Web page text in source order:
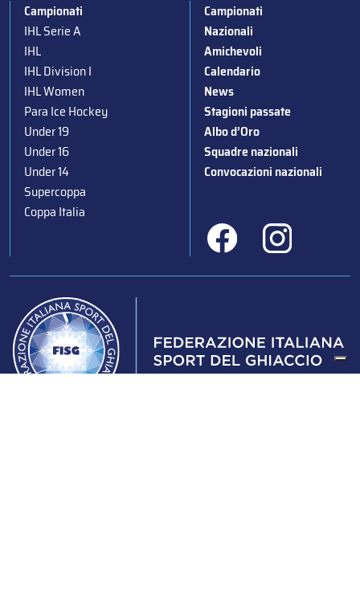
Campionati
IHL Serie A
IHL
IHL Division I
IHL Women
Para Ice Hockey
Under 19
Under 16
Under 14
Supercoppa
Coppa Italia
Campionati
Nazionali
Amichevoli
Calendario
News
Stagioni passate
Albo d’Oro
Squadre nazionali
Convocazioni nazionali